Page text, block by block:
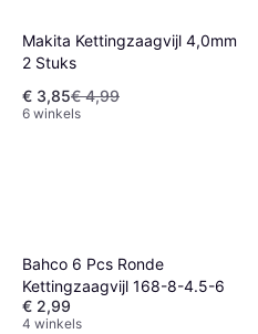
Makita Kettingzaagvijl 4,0mm
2 Stuks
€ 3,85€ 4,99
6 winkels
Bahco 6 Pcs Ronde
Kettingzaagvijl 168-8-4.5-6
€ 2,99
4 winkels